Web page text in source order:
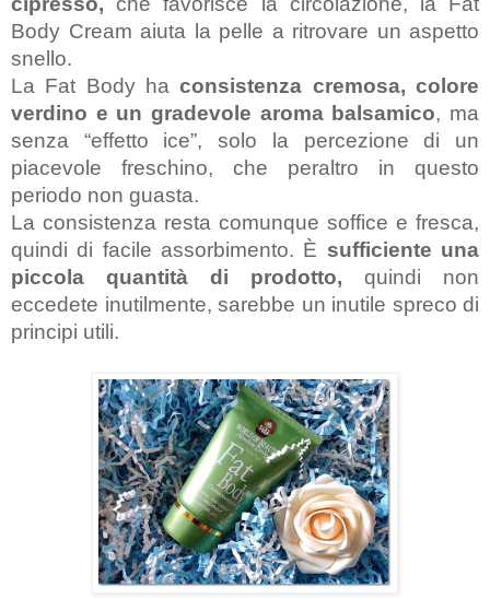
Body Cream aiuta la pelle a ritrovare un aspetto
snello.
La Fat Body ha consistenza cremosa, colore
verdino e un gradevole aroma balsamico, ma
senza “effetto ice”, solo la percezione di un
piacevole freschino, che peraltro in questo
periodo non guasta.
La consistenza resta comunque soffice e fresca,
quindi di facile assorbimento. È sufficiente una
piccola quantità di prodotto, quindi non
eccedete inutilmente, sarebbe un inutile spreco di
principi utili.